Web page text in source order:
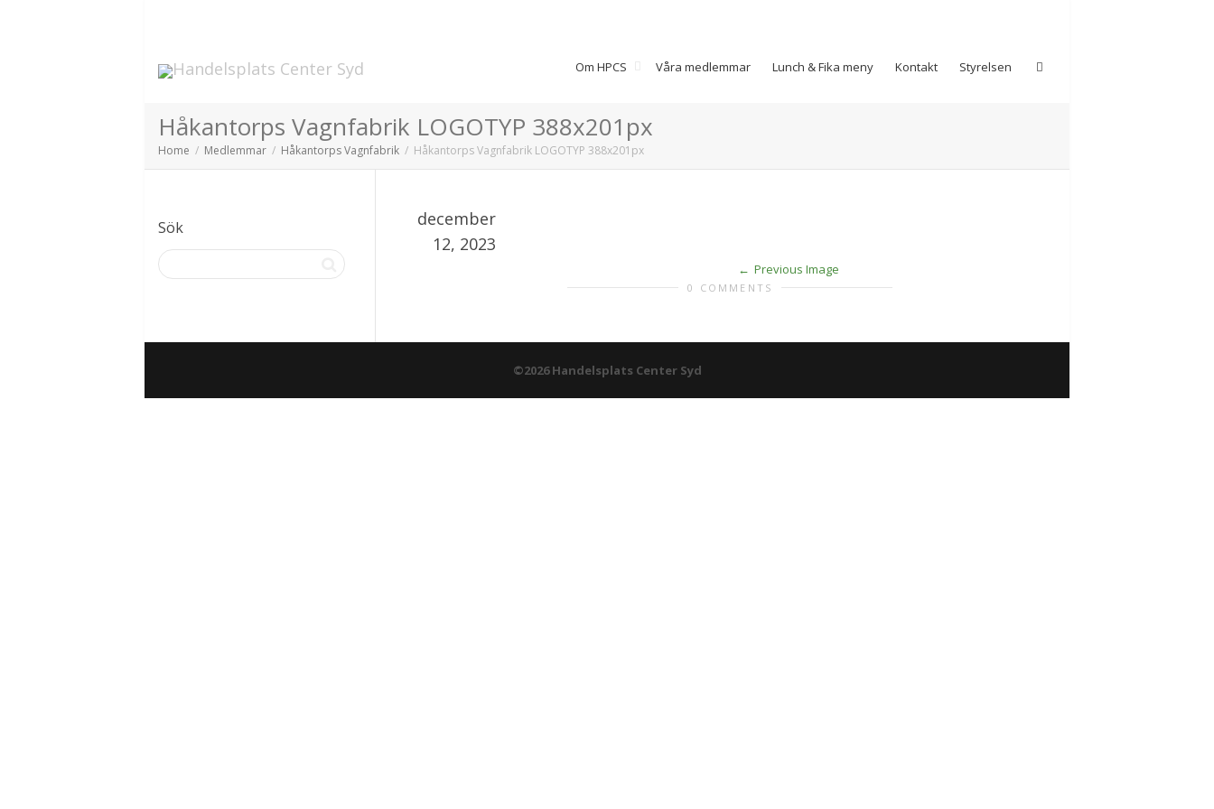
Om HPCS Våra medlemmar Lunch & Fika meny Kontakt Styrelsen
Håkantorps Vagnfabrik LOGOTYP 388x201px
Home Medlemmar Håkantorps Vagnfabrik Håkantorps Vagnfabrik LOGOTYP 388x201px
december
12, 2023
Previous Image
0 COMMENTS
Sök
©2026 Handelsplats Center Syd